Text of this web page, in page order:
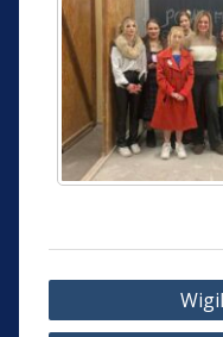
Nawigacja
wpisu